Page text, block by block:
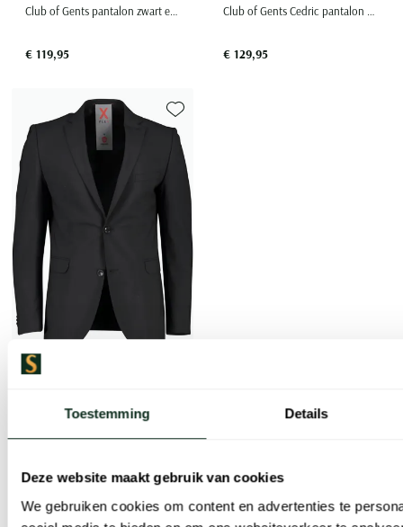
Toestemming Details
Deze website maakt gebruik van cookies
We gebruiken cookies om content en advertenties te
Club of Gents pantalon zwart effen slim fit
€ 119,95
Club of Gents Cedric pantalon mix en match
€ 129,95
Toevoegen aan favorieten
Lees meer